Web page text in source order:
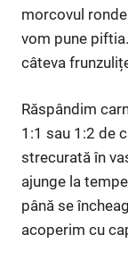
morcovul
vom pune
câteva
Răspândim
1:1 sau 1:2 de
strecurată în
ajunge la
până se
acoperim cu